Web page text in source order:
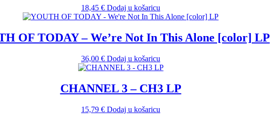
18,45 € Dodaj u košaricu
OF TODAY – We’re Not In This Alone [color] LP
36,00 € Dodaj u košaricu
CHANNEL 3 – CH3 LP
15,79 € Dodaj u košaricu